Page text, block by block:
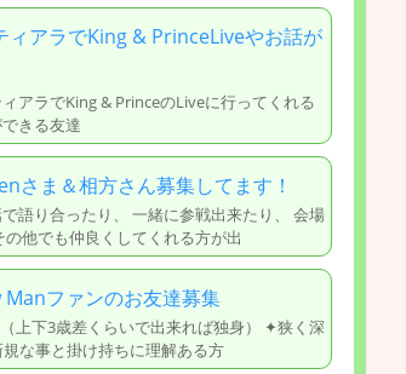
ィアラでKing & PrinceLiveやお話が
アラでKing & PrinceのLiveに行ってくれる
きる友達
さま＆相方さん募集してます！
語り合ったり、 一緒に参戦出来たり、 会場
の他でも仲良くしてくれる方が出
Manファンのお友達募集
上下3歳差くらいで出来れば独身） ✦狭く深
な事と掛け持ちに理解ある方